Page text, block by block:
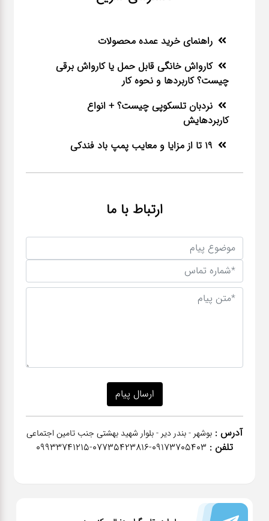
راهنمای خرید عمده محصولات
کارواش خانگی قابل حمل یا کارواش برقی
چیست؟ کاربردها و نحوه کار
نردبان تلسکوپی چیست؟ + انواع
کاربردهایش
19 تا از مزایا و معایب پمپ باد فندکی
ارتباط با ما
آدرس : بوشهر - بندر دیر - بلوار شهید بهشتی جنب تامین اجتماعی
تلفن : ٠٩١٧٣٧٠٥٤٠٣-07735423816-09933741215